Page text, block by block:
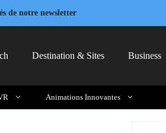
de notre newsletter
Destination & Sites Business
Animations Innovantes